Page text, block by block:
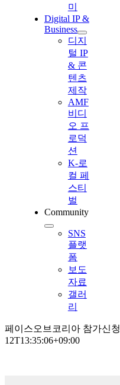
미
Digital IP &
Business
디지
털 IP
& 콘
텐츠
제작
AMF
비디
오 프
로덕
션
K-로
컬 페
스티
벌
Community
SNS
플랫
폼
보도
자료
갤러
리
페이스오브코리아 참가신청
12T13:35:06+09:00